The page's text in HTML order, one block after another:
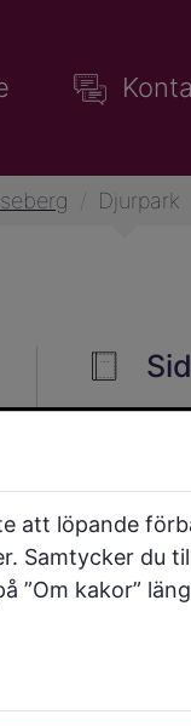
Djurpark
att löpande
Samtycker du
”Om kakor”